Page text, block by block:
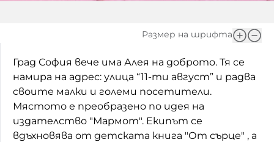
Размер на шрифта
Град София вече има Алея на доброто. Тя се
намира на адрес: улица “11-ти август” и радва
своите малки и големи посетители.
Мястото е преобразено по идея на
издателство "Мармот". Екипът се
вдъхновява от детската книга "От сърце" , а